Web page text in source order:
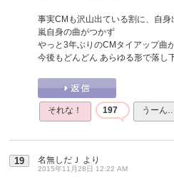
事実CMも沢山出ている割に、自
嵐自身の曲がつかず
やっと3年ぶりのCMタイアップ曲
今後もどんどん あらゆる形で落し
それな！ 197 うーん
19 名無しだＪ より
2015年11月28日 12:22 AM